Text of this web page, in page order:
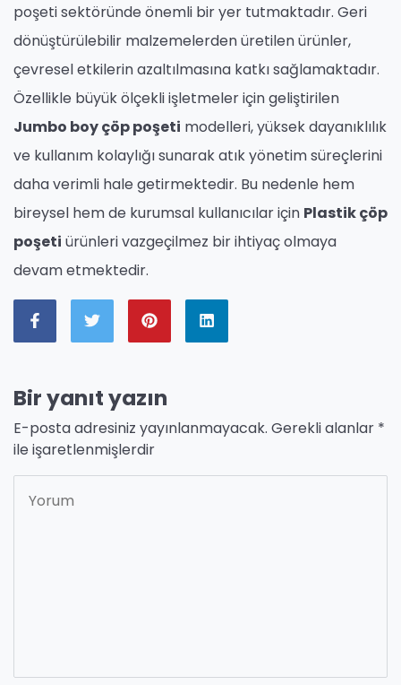
poşeti sektöründe önemli bir yer tutmaktadır. Geri
dönüştürülebilir malzemelerden üretilen ürünler,
çevresel etkilerin azaltılmasına katkı sağlamaktadır.
Özellikle büyük ölçekli işletmeler için geliştirilen
Jumbo boy çöp poşeti modelleri, yüksek dayanıklılık
ve kullanım kolaylığı sunarak atık yönetim süreçlerini
daha verimli hale getirmektedir. Bu nedenle hem
bireysel hem de kurumsal kullanıcılar için Plastik çöp
poşeti ürünleri vazgeçilmez bir ihtiyaç olmaya
devam etmektedir.
Bir yanıt yazın
E-posta adresiniz yayınlanmayacak. Gerekli alanlar *
ile işaretlenmişlerdir